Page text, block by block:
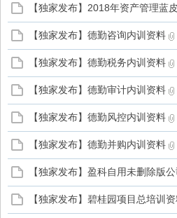
【独家发布】2018年资产管理蓝
【独家发布】德勤咨询内训资料
【独家发布】德勤税务内训资料
【独家发布】德勤审计内训资料
【独家发布】德勤风控内训资料
【独家发布】德勤并购内训资料
【独家发布】盈科自用未删除版
【独家发布】碧桂园项目总培训资